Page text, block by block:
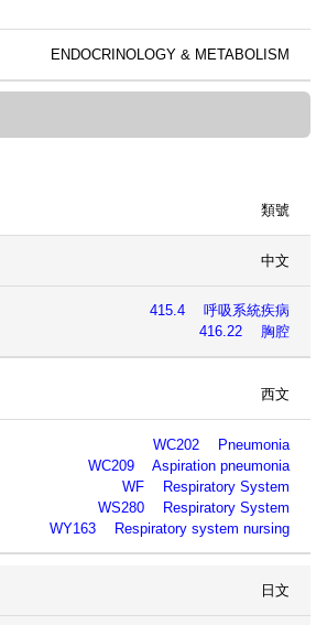
ENDOCRINOLOGY & METABOLISM
類號
中文
415.4 呼吸系統疾病
416.22 胸腔
西文
WC202 Pneumonia
WC209 Aspiration pneumonia
WF Respiratory System
WS280 Respiratory System
WY163 Respiratory system nursing
日文